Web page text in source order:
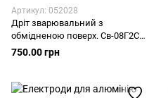
Артикул: 052028
Дріт зварювальний з
обмідненою поверх. Св-08Г2С
д.0,8ммТМ MONOLITH (5 кг/уп)
750.00 грн